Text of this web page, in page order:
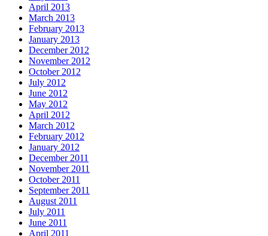
April 2013
March 2013
February 2013
January 2013
December 2012
November 2012
October 2012
July 2012
June 2012
May 2012
April 2012
March 2012
February 2012
January 2012
December 2011
November 2011
October 2011
September 2011
August 2011
July 2011
June 2011
April 2011